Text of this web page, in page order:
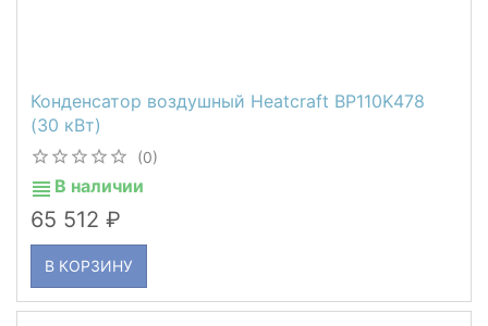
Конденсатор воздушный Heatcraft BP110K478
(30 кВт)
(0)
В наличии
65 512
В КОРЗИНУ